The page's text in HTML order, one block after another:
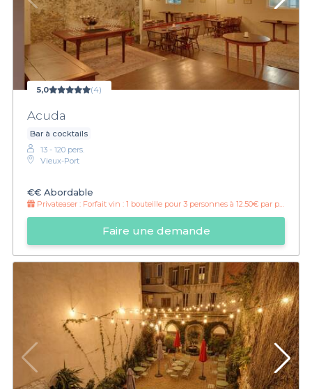
5,0 (4)
Acuda
Bar à cocktails
13 - 120 pers.
Vieux-Port
€€ Abordable
Privateaser : Forfait vin : 1 bouteille pour 3 personnes à 12.50€ par personne !
Faire une demande